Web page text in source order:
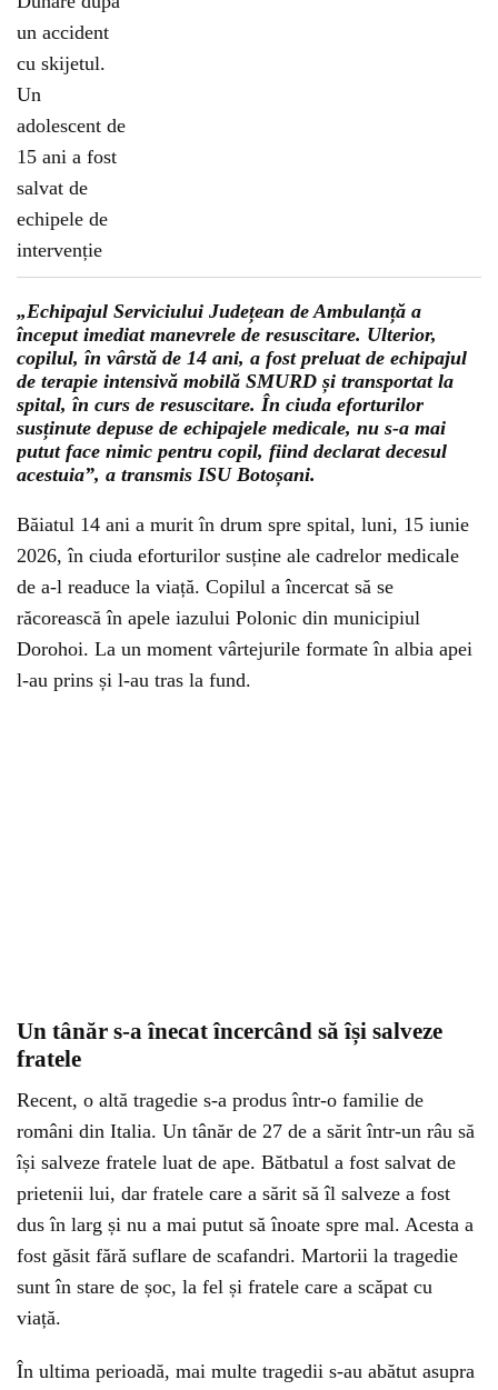
„Echipajul Serviciului Județean de Ambulanță a
început imediat manevrele de resuscitare. Ulterior,
copilul, în vârstă de 14 ani, a fost preluat de echipajul
de terapie intensivă mobilă SMURD și transportat la
spital, în curs de resuscitare. În ciuda eforturilor
susținute depuse de echipajele medicale, nu s-a mai
putut face nimic pentru copil, fiind declarat decesul
acestuia”, a transmis ISU Botoșani.
Băiatul 14 ani a murit în drum spre spital, luni, 15 iunie
2026, în ciuda eforturilor susține ale cadrelor medicale
de a-l readuce la viață. Copilul a încercat să se
răcorească în apele iazului Polonic din municipiul
Dorohoi. La un moment vârtejurile formate în albia apei
l-au prins și l-au tras la fund.
Un tânăr s-a înecat încercând să își salveze
fratele
Recent, o altă tragedie s-a produs într-o familie de
români din Italia. Un tânăr de 27 de a sărit într-un râu să
își salveze fratele luat de ape. Bătbatul a fost salvat de
prietenii lui, dar fratele care a sărit să îl salveze a fost
dus în larg și nu a mai putut să înoate spre mal. Acesta a
fost găsit fără suflare de scafandri. Martorii la tragedie
sunt în stare de șoc, la fel și fratele care a scăpat cu
viață.
În ultima perioadă, mai multe tragedii s-au abătut asupra